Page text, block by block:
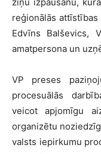
reģionālās attīstības
Edvīns Balševics,
amatpersona un
VP preses
procesuālās
veicot apjomīgu
organizētu
valsts iepirkumu